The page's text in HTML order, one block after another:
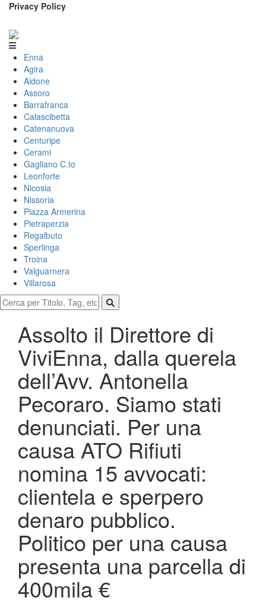
Privacy Policy
Enna
Agira
Aidone
Assoro
Barrafranca
Calascibetta
Catenanuova
Centuripe
Cerami
Gagliano C.to
Leonforte
Nicosia
Nissoria
Piazza Armerina
Pietraperzia
Regalbuto
Sperlinga
Troina
Valguarnera
Villarosa
Assolto il Direttore di
ViviEnna, dalla querela
dell’Avv. Antonella
Pecoraro. Siamo stati
denunciati. Per una
causa ATO Rifiuti
nomina 15 avvocati:
clientela e sperpero
denaro pubblico.
Politico per una causa
presenta una parcella di
400mila €